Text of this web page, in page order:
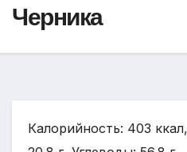
Черника
Калорийность: 403